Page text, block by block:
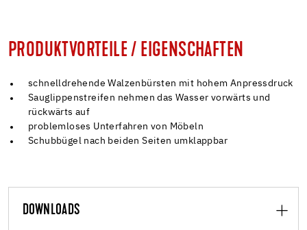
PRODUKTVORTEILE / EIGENSCHAFTEN
schnelldrehende Walzenbürsten mit hohem Anpressdruck
Sauglippenstreifen nehmen das Wasser vorwärts und
rückwärts auf
problemloses Unterfahren von Möbeln
Schubbügel nach beiden Seiten umklappbar
DOWNLOADS